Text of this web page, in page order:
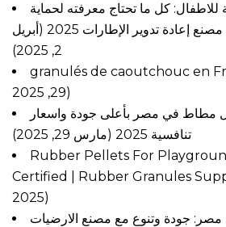
كل ما تحتاج معرفته لحماية
إعادة تدوير الإطارات 2025
(أبريل
2, 2025)
granulés de caoutchouc en
29, 2025)
مطاط في مصر بأعلى جودة واسعار
تنافسية 2025
(مارس 29, 2025)
Rubber Pellets For
Certified | Rubber Granules
2025)
جودة وتنوع مع مصنع الارضيات